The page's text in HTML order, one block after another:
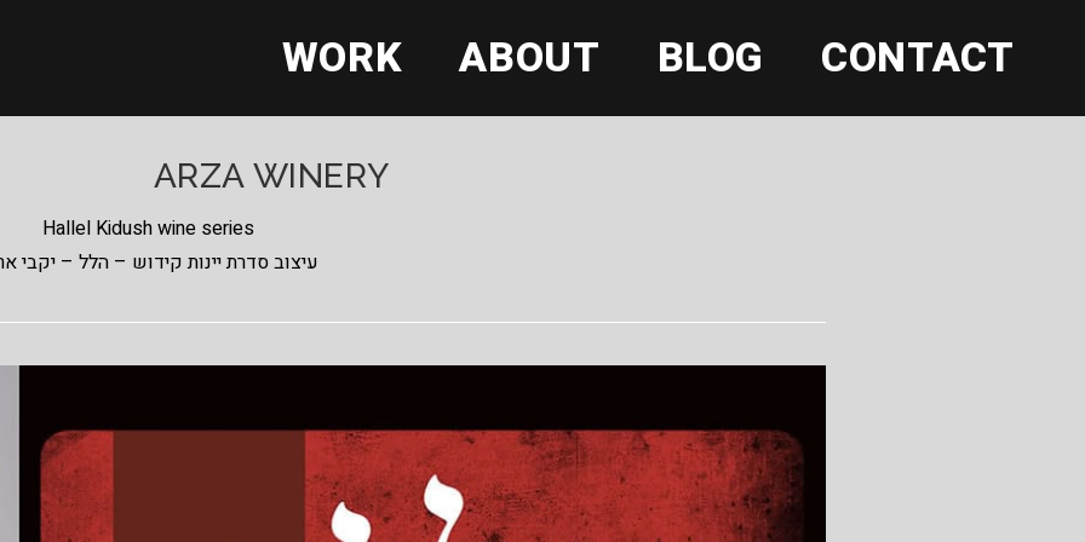
WORK ABOUT BLOG CONTACT
ARZA WINERY
Hallel Kidush wine series
עיצוב סדרת יינות קידוש – הלל – יקבי